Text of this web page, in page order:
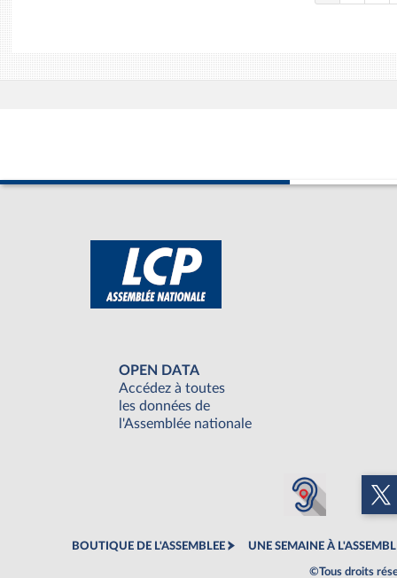
OPEN DATA
Accédez à toutes
les données de
l'Assemblée nationale
BOUTIQUE DE L'ASSEMBLEE UNE SEMAINE À
©Tous droits